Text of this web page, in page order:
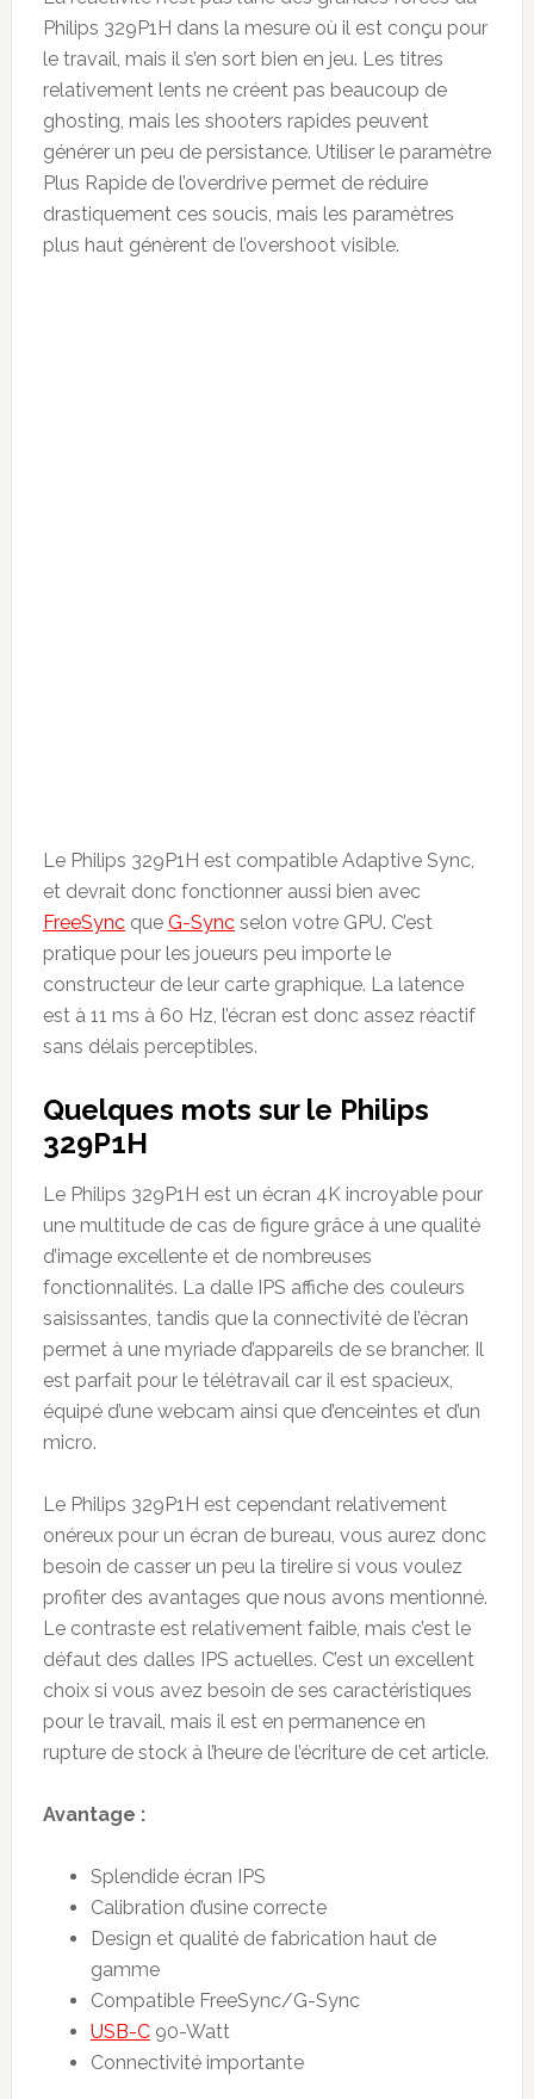
Philips 329P1H dans la mesure où il est conçu pour
le travail, mais il s’en sort bien en jeu. Les titres
relativement lents ne créent pas beaucoup de
ghosting, mais les shooters rapides peuvent
générer un peu de persistance. Utiliser le paramètre
Plus Rapide de l’overdrive permet de réduire
drastiquement ces soucis, mais les paramètres
plus haut génèrent de l’overshoot visible.
Le Philips 329P1H est compatible Adaptive Sync,
et devrait donc fonctionner aussi bien avec
FreeSyncque G-Syncselon votre GPU. C’est
pratique pour les joueurs peu importe le
constructeur de leur carte graphique. La latence
est à 11 ms à 60 Hz, l’écran est donc assez réactif
sans délais perceptibles.
Quelques mots sur le Philips
329P1H
Le Philips 329P1H est un écran 4K incroyable pour
une multitude de cas de figure grâce à une qualité
d’image excellente et de nombreuses
fonctionnalités. La dalle IPS affiche des couleurs
saisissantes, tandis que la connectivité de l’écran
permet à une myriade d’appareils de se brancher. Il
est parfait pour le télétravail car il est spacieux,
équipé d’une webcam ainsi que d’enceintes et d’un
micro.
Le Philips 329P1H est cependant relativement
onéreux pour un écran de bureau, vous aurez donc
besoin de casser un peu la tirelire si vous voulez
profiter des avantages que nous avons mentionné.
Le contraste est relativement faible, mais c’est le
défaut des dalles IPS actuelles. C’est un excellent
choix si vous avez besoin de ses caractéristiques
pour le travail, mais il est en permanence en
rupture de stock à l’heure de l’écriture de cet article.
Avantage :
Splendide écran IPS
Calibration d’usine correcte
Design et qualité de fabrication haut de
gamme
Compatible FreeSync/G-Sync
USB-C90-Watt
Connectivité importante